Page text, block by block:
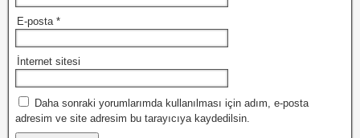
E-posta *
İnternet sitesi
Daha sonraki yorumlarımda kullanılması için adım, e-posta
adresim ve site adresim bu tarayıcıya kaydedilsin.